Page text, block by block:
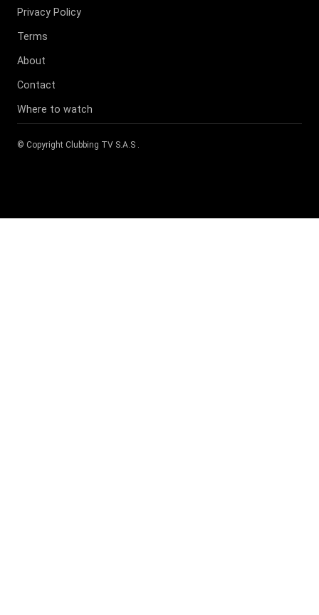
Privacy Policy
Terms
About
Contact
Where to watch
© Copyright Clubbing TV S.A.S .